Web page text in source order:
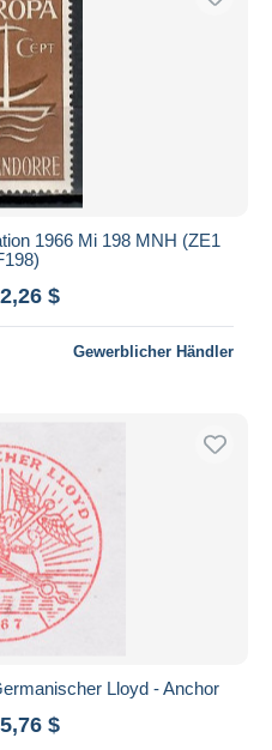
1966 Mi 198 MNH (ZE1
$
Gewerblicher Händler
Lloyd - Anchor
$